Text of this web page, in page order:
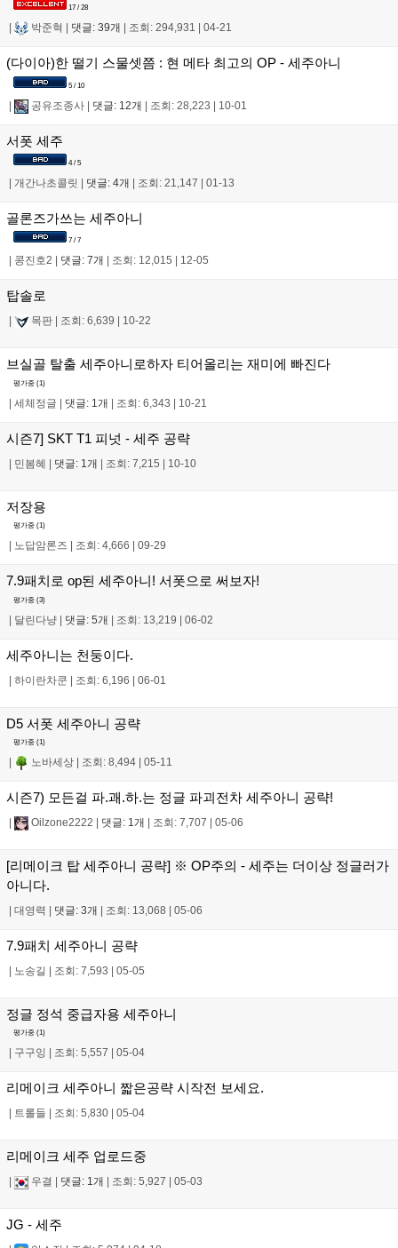
17 / 28
박준혁 댓글: 39개 조회: 294,931 04-21
(다이아)한 떨기 스물셋쯤 : 현 메타 최고의 OP - 세주아니
5 / 10
| 공유조종사 | 댓글: 12개 | 조회: 28,223 | 10-01
서폿 세주
4 / 5
개간나초콜릿 댓글: 4개 조회: 21,147 01-13
골론즈가쓰는 세주아니
7 / 7
콩진호2 댓글: 7개 조회: 12,015 12-05
탑솔로
목판 조회: 6,639 10-22
브실골 탈출 세주아니로하자 티어올리는 재미에 빠진다
평가중 (1)
| 세체정글 | 댓글: 1개 | 조회: 6,343 | 10-21
시즌7] SKT T1 피넛 - 세주 공략
| 민봄혜 | 댓글: 1개 | 조회: 7,215 | 10-10
저장용
평가중 (1)
노답암론즈 조회: 4,666 09-29
7.9패치로 op된 세주아니! 서폿으로 써보자!
평가중 (3)
| 달린다냥 | 댓글: 5개 | 조회: 13,219 | 06-02
세주아니는 천둥이다.
| 하이란차쿤 | 조회: 6,196 | 06-01
D5 서폿 세주아니 공략
평가중 (1)
노바세상 조회: 8,494 05-11
시즌7) 모든걸 파.괘.하.는 정글 파괴전차 세주아니 공략!
Oilzone2222 댓글: 1개 조회: 7,707 05-06
[리메이크 탑 세주아니 공략] ※ OP주의 - 세주는 더이상 정글러가
아니다.
대영력 댓글: 3개 조회: 13,068 05-06
7.9패치 세주아니 공략
노송길 조회: 7,593 05-05
정글 정석 중급자용 세주아니
평가중 (1)
구구잉 조회: 5,557 05-04
리메이크 세주아니 짧은공략 시작전 보세요.
트롤들 조회: 5,830 05-04
리메이크 세주 업로드중
우결 댓글: 1개 조회: 5,927 05-03
JG - 세주